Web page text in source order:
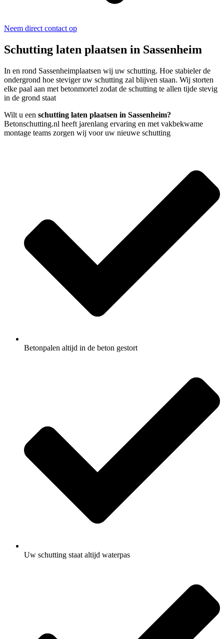
Neem direct contact op
Schutting laten plaatsen in Sassenheim
In en rond Sassenheimplaatsen wij uw schutting. Hoe stabieler de
ondergrond hoe steviger uw schutting zal blijven staan. Wij storten
elke paal aan met betonmortel zodat de schutting te allen tijde stevig
in de grond staat
Wilt u een schutting laten plaatsen in Sassenheim?
Betonschutting.nl heeft jarenlang ervaring en met vakbekwame
montage teams zorgen wij voor uw nieuwe schutting
Betonpalen altijd in de beton gestort
Uw schutting staat altijd waterpas